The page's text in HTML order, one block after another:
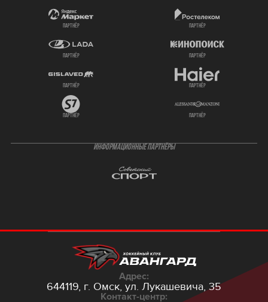
партнёр партнёр
партнёр партнёр
партнёр партнёр
партнёр партнёр
ИНФОРМАЦИОННЫЕ ПАРТНЁРЫ
Адрес:
644119, г. Омск, ул. Лукашевича, 35
Контакт-центр: